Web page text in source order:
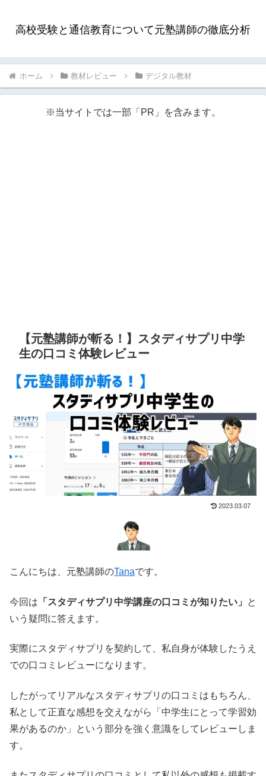
高校受験と通信教育について元塾講師の徹底分析
ホーム 教材レビュー デジタル教材
※当サイトでは一部「PR」を含みます。
【元塾講師が斬る！】スタディサプリ中学
生の口コミ体験レビュー
2023.03.07
こんにちは、元塾講師のTanaです。
今回は 「スタディサプリ中学講座の口コミが知りたい」
と
いう疑問に答えます。
実際にスタディサプリを契約して、私自身が体験したうえ
での口コミレビューになります。
したがってリアルなスタディサプリの口コミはもちろん、
私として正直な感想を交えながら「中学生にとって学習効
果があるのか」という部分を強く意識をしてレビューしま
す。